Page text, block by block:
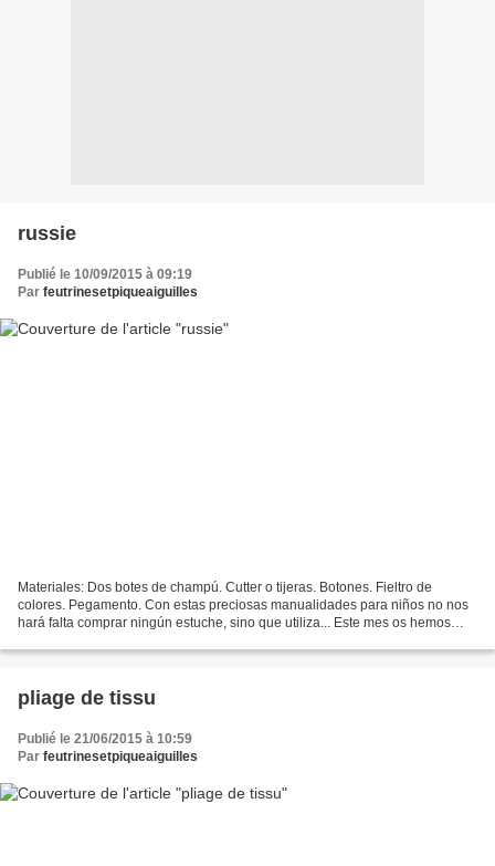
russie
Publié le 10/09/2015 à 09:19
Par feutrinesetpiqueaiguilles
Materiales: Dos botes de champú. Cutter o tijeras. Botones. Fieltro de
colores. Pegamento. Con estas preciosas manualidades para niños no nos
hará falta comprar ningún estuche, sino que utiliza... Este mes os hemos
pliage de tissu
Publié le 21/06/2015 à 10:59
Par feutrinesetpiqueaiguilles